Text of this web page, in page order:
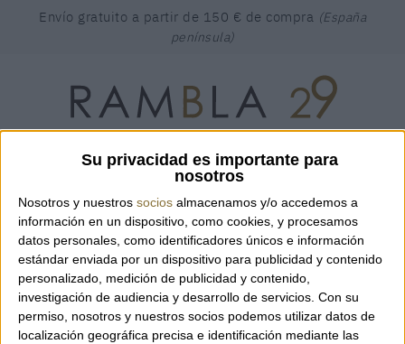
Su privacidad es importante para
nosotros
Nosotros y nuestros socios almacenamos y/o accedemos a
información en un dispositivo, como cookies, y procesamos
datos personales, como identificadores únicos e información
estándar enviada por un dispositivo para publicidad y contenido
personalizado, medición de publicidad y contenido,
investigación de audiencia y desarrollo de servicios. Con su
permiso, nosotros y nuestros socios podemos utilizar datos de
localización geográfica precisa e identificación mediante las
Envío gratuito a partir de 150 € de compra (España
península)
Encuentra el producto que estás buscando...BUSCAR
CAT ESP
MI CUENTA CESTA (0)
CONTACTO